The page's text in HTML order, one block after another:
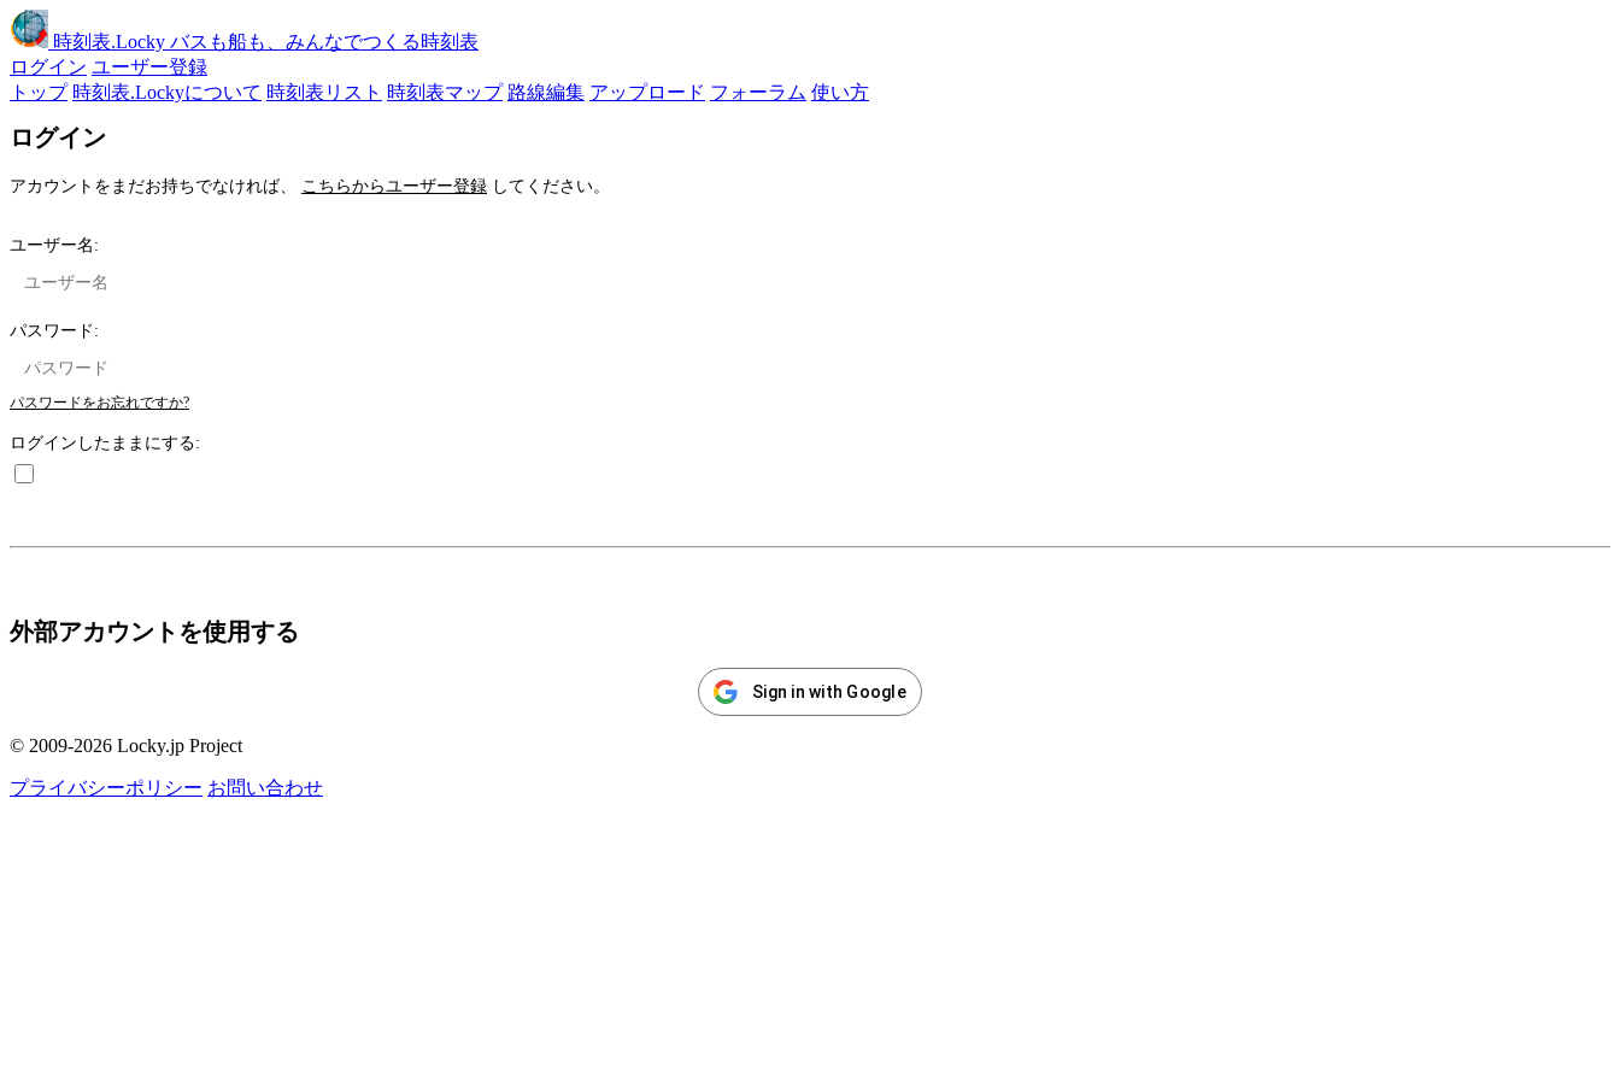
時刻表.Locky バスも船も、みんなでつくる時刻表
ログイン ユーザー登録
トップ 時刻表.Lockyについて 時刻表リスト 時刻表マップ 路線編集 アップロード フォーラム 使い方
ログイン
アカウントをまだお持ちでなければ、 こちらからユーザー登録 してください。
ユーザー名:
パスワード:
パスワードをお忘れですか?
ログインしたままにする:
外部アカウントを使用する
Sign in with Google
© 2009-2026 Locky.jp Project
プライバシーポリシー お問い合わせ